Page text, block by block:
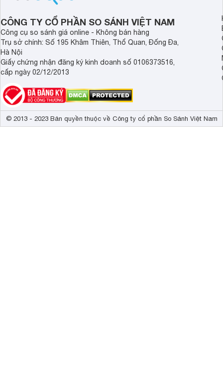
trong từng khoảnh khắc quây quần.
CÔNG TY CỔ PHẦN SO SÁNH VIỆT NAM
Công cụ so sánh giá online - Không bán hàng
Trụ sở chính: Số 195 Khâm Thiên, Thổ Quan, Đống Đa,
Hà Nội
Giấy chứng nhận đăng ký kinh doanh số 0106373516,
cấp ngày 02/12/2013
© 2013 - 2023 Bản quyền thuộc về Công ty cổ phần So Sánh Việt Nam